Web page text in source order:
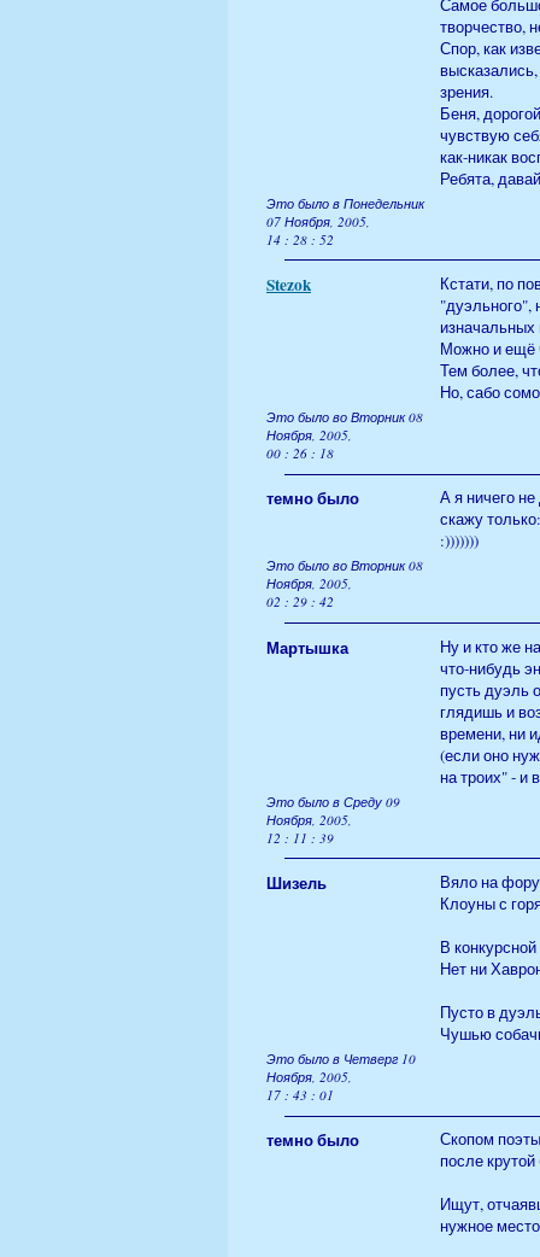
Самое
творчество,
Спор, как
зрения.
Беня,
чувствую
как-никак
Ребята,
Это было в Понедельник
07 Ноября, 2005,
14 : 28 : 52
Stezok
Кстати, по
"дуэльного",
Можно и ещё
Тем более,
Но, сабо
Это было во Вторник 08
Ноября, 2005,
00 : 26 : 18
темно было
А я ничего
скажу
:)))))))
Это было во Вторник 08
Ноября, 2005,
02 : 29 : 42
Мартышка
Ну и кто же
что-нибудь
пусть дуэль
глядишь и
времени, ни
(если оно
на троих" - и
Это было в Среду 09
Ноября, 2005,
12 : 11 : 39
Шизель
Вяло на
Клоуны с
В
Нет ни
Пусто в
Чушью
Это было в Четверг 10
Ноября, 2005,
17 : 43 : 01
темно было
Скопом
после крутой
Ищут,
нужное